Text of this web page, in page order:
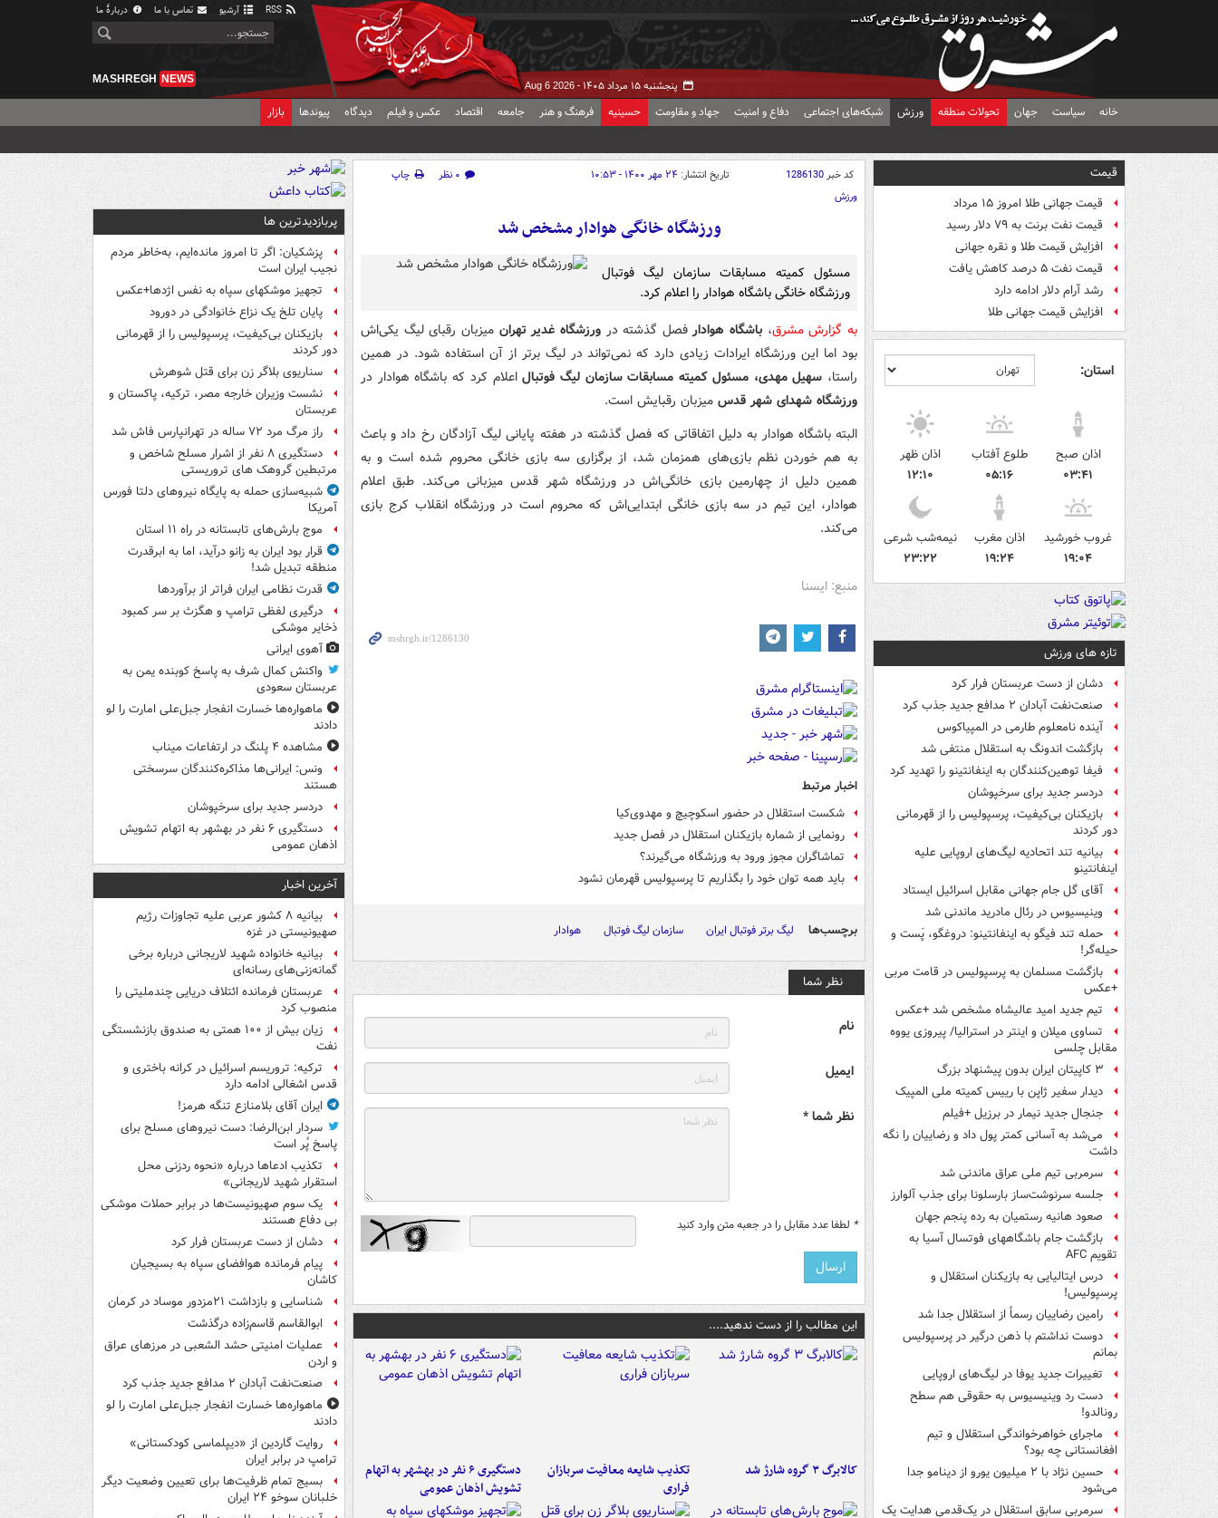
آرشیو تماس با ما دربارهٔ ما
پنجشنبه ۱۵ مرداد ۱۴۰۵ - Aug 6 2026
MASHREGH NEWS
خانه سیاست جهان تحولات منطقه ورزش شبکه‌های اجتماعی دفاع و امنیت جهاد و مقاومت حسینیه فرهنگ و هنر جامعه اقتصاد عکس و فیلم دیدگاه پیوندها بازار
قیمت
قیمت جهانی طلا امروز ۱۵ مرداد
قیمت نفت برنت به ۷۹ دلار رسید
افزایش قیمت طلا و نقره جهانی
قیمت نفت ۵ درصد کاهش یافت
رشد آرام دلار ادامه دارد
افزایش قیمت جهانی طلا
استان:
اذان صبح
۰۳:۴۱
طلوع آفتاب
۰۵:۱۶
اذان ظهر
۱۲:۱۰
غروب خورشید
۱۹:۰۴
اذان مغرب
۱۹:۲۴
نیمه‌شب شرعی
۲۳:۲۲
تازه های ورزش
دشان از دست عربستان فرار کرد
صنعت‌نفت آبادان ۲ مدافع جدید جذب کرد
آینده نامعلوم طارمی در المپیاکوس
بازگشت اندونگ به استقلال منتفی شد
فیفا توهین‌کنندگان به اینفانتینو را تهدید کرد
دردسر جدید برای سرخپوشان
بازیکنان بی‌کیفیت، پرسپولیس را از قهرمانی
دور کردند
بیانیه تند اتحادیه لیگ‌های اروپایی علیه
اینفانتینو
آقای گل جام جهانی مقابل اسرائیل ایستاد
وینیسیوس در رئال مادرید ماندنی شد
حمله تند فیگو به اینفانتینو: دروغگو، پَست‌ و
حیله‌گر!
بازگشت مسلمان به پرسپولیس در قامت مربی
+عکس
تیم جدید امید عالیشاه مشخص شد +عکس
تساوی میلان و اینتر در استرالیا/ پیروزی یووه
مقابل چلسی
۳ کاپیتان ایران بدون پیشنهاد بزرگ
دیدار سفیر ژاپن با رییس کمیته ملی المپیک
جنجال جدید نیمار در برزیل +فیلم
می‌شد به آسانی کمتر پول داد و رضاییان را نگه
داشت
سرمربی تیم ملی عراق ماندنی شد
جلسه سرنوشت‌ساز بارسلونا برای جذب آلوارز
صعود هانیه رستمیان به رده پنجم جهان
بازگشت جام باشگاههای فوتسال آسیا به
تقویم AFC
درس ایتالیایی‌ به بازیکنان استقلال و
پرسپولیس!
رامین رضاییان رسماً از استقلال جدا شد
دوست نداشتم با ذهن درگیر در پرسپولیس
بمانم
تغییرات جدید یوفا در لیگ‌های اروپایی
دست رد وینیسیوس به حقوقی هم سطح
رونالدو!
ماجرای خواهرخواندگی استقلال و تیم
افغانستانی چه بود؟
حسین نژاد با ۲ میلیون یورو از دینامو جدا
می‌شود
سرمربی سابق استقلال در یک‌قدمی هدایت یک
کد خبر1286130 تاریخ انتشار: ۲۴ مهر ۱۴۰۰ - ۱۰:۵۳ ۰ نظر
چاپ
ورزش
ورزشگاه خانگی هوادار مشخص شد
مسئول کمیته مسابقات سازمان لیگ فوتبال
ورزشگاه خانگی باشگاه هوادار را اعلام کرد.
به گزارش مشرق، باشگاه هوادارفصل گذشته در ورزشگاه غدیر تهران میزبان رقبای لیگ یکی‌اش
بود اما این ورزشگاه ایرادات زیادی دارد که نمی‌تواند در لیگ برتر از آن استفاده شود. در همین
راستا، سهیل مهدی، مسئول کمیته مسابقات سازمان لیگ فوتبالاعلام کرد که باشگاه هوادار در
ورزشگاه شهدای شهر قدس میزبان رقبایش است.
البته باشگاه هوادار به دلیل اتفاقاتی که فصل گذشته در هفته پایانی لیگ آزادگان رخ داد و باعث
به هم خوردن نظم بازی‌های همزمان شد، از برگزاری سه بازی خانگی محروم شده است و به
همین دلیل از چهارمین بازی خانگی‌اش در ورزشگاه شهر قدس میزبانی می‌کند. طبق اعلام
هوادار، این تیم در سه بازی خانگی ابتدایی‌اش که محروم است در ورزشگاه انقلاب کرج بازی
می‌کند.
منبع: ایسنا
اخبار مرتبط
شکست استقلال در حضور اسکوچیچ و مهدوی‌کیا
رونمایی از شماره بازیکنان استقلال در فصل جدید
تماشاگران مجوز ورود به ورزشگاه می‌گیرند؟
باید همه توان خود را بگذاریم تا پرسپولیس قهرمان نشود
برچسب‌ها لیگ برتر فوتبال ایران سازمان لیگ فوتبال هوادار
نظر شما
نام
ایمیل
نظر شما *
* لطفا عدد مقابل را در جعبه متن وارد کنید
این مطالب را از دست ندهید....
کالابرگ ۳ گروه شارژ شد
تکذیب شایعه معافیت سربازان
فراری
دستگیری ۶ نفر در بهشهر به اتهام
تشویش اذهان عمومی
پربازدیدترین ها
پزشکیان: اگر تا امروز مانده‌ایم، به‌خاطر مردم
نجیب ایران است
تجهیز موشکهای سپاه به نفس اژدها+عکس
پایان تلخ یک نزاع خانوادگی در دورود
بازیکنان بی‌کیفیت، پرسپولیس را از قهرمانی
دور کردند
سناریوی بلاگر زن برای قتل شوهرش
نشست وزیران خارجه مصر، ترکیه، پاکستان و
عربستان
راز مرگ مرد ۷۲ ساله در تهرانپارس فاش شد
دستگیری ۸ نفر از اشرار مسلح شاخص و
مرتبطین گروهک های تروریستی
شبیه‌سازی حمله به پایگاه نیروهای دلتا فورس
آمریکا
موج بارش‌های تابستانه در راه ۱۱ استان
قرار بود ایران به زانو درآید، اما به ابرقدرت
منطقه تبدیل شد!
قدرت نظامی ایران فراتر از برآوردها
درگیری لفظی ترامپ و هگزث بر سر کمبود
ذخایر موشکی
آهوی ایرانی
واکنش کمال شرف به پاسخ کوبنده یمن به
عربستان سعودی
ماهواره‌ها خسارت انفجار جبل‌علی امارت را لو
دادند
مشاهده ۴ پلنگ در ارتفاعات میناب
ونس: ایرانی‌ها مذاکره‌کنندگان سرسختی
هستند
دردسر جدید برای سرخپوشان
دستگیری ۶ نفر در بهشهر به اتهام تشویش
اذهان عمومی
آخرین اخبار
بیانیه ۸ کشور عربی علیه تجاوزات رژیم
صهیونیستی در غزه
بیانیه خانواده شهید لاریجانی درباره برخی
گمانه‌زنی‌های رسانه‌ای
عربستان فرمانده ائتلاف دریایی چندملیتی را
منصوب کرد
زیان بیش از ۱۰۰ همتی به صندوق‌ بازنشستگی
نفت
ترکیه: تروریسم اسرائیل در کرانه باختری و
قدس اشغالی ادامه دارد
ایران آقای بلامنازع تنگه هرمز!
سردار ابن‌الرضا: دست نیروهای مسلح برای
پاسخ پُر است
تکذیب ادعاها درباره «نحوه ردزنی محل
استقرار شهید لاریجانی»
یک‌ سوم صهیونیست‌ها در برابر حملات موشکی
بی دفاع هستند
دشان از دست عربستان فرار کرد
پیام فرمانده هوافضای سپاه به بسیجیان
کاشان
شناسایی و بازداشت ۲۱مزدور موساد در کرمان
ابوالقاسم قاسم‌زاده درگذشت
عملیات امنیتی حشد الشعبی در مرزهای عراق
و اردن
صنعت‌نفت آبادان ۲ مدافع جدید جذب کرد
ماهواره‌ها خسارت انفجار جبل‌علی امارت را لو
دادند
روایت گاردین از «دیپلماسی کودکستانی»
ترامپ در برابر ایران
بسیج تمام ظرفیت‌ها برای تعیین وضعیت دیگر
خلبانان سوخو ۲۴ ایران